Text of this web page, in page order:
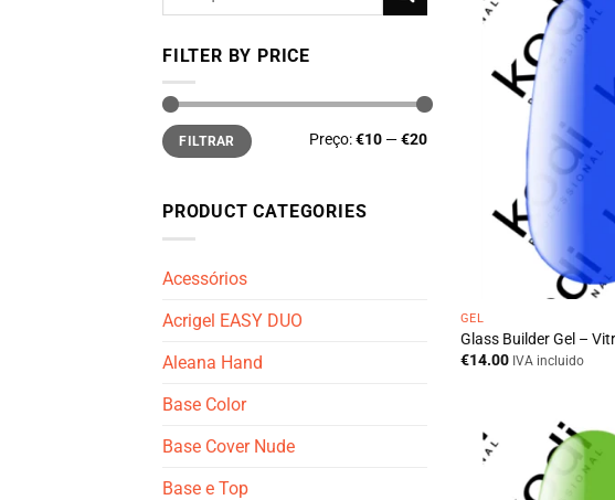
FILTER BY PRICE
Preço
mínimo
Preço
máximo
FILTRAR Preço:€10 —€20
PRODUCT CATEGORIES
Acessórios
Acrigel EASY DUO
Aleana Hand
Base Color
Base Cover Nude
Base e Top
GEL
Glass Builder Gel –
€14.00 IVA incluido